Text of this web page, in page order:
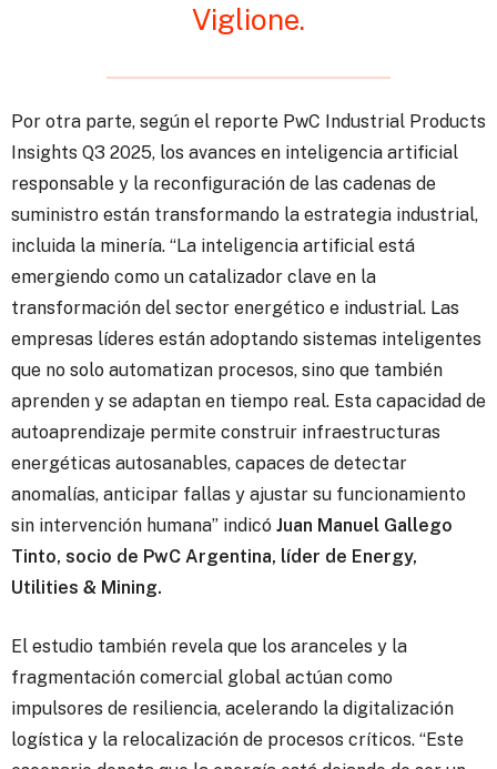
Viglione.
Por otra parte, según el reporte PwC Industrial Products
Insights Q3 2025, los avances en inteligencia artificial
responsable y la reconfiguración de las cadenas de
suministro están transformando la estrategia industrial,
incluida la minería. “La inteligencia artificial está
emergiendo como un catalizador clave en la
transformación del sector energético e industrial. Las
empresas líderes están adoptando sistemas inteligentes
que no solo automatizan procesos, sino que también
aprenden y se adaptan en tiempo real. Esta capacidad de
autoaprendizaje permite construir infraestructuras
energéticas autosanables, capaces de detectar
anomalías, anticipar fallas y ajustar su funcionamiento
sin intervención humana” indicó Juan Manuel Gallego
Tinto, socio de PwC Argentina, líder de Energy,
Utilities & Mining.
El estudio también revela que los aranceles y la
fragmentación comercial global actúan como
impulsores de resiliencia, acelerando la digitalización
logística y la relocalización de procesos críticos. “Este